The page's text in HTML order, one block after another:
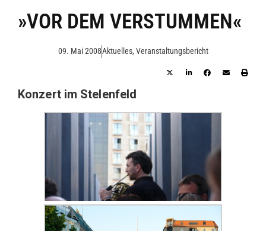
»VOR DEM VERSTUMMEN«
09. Mai 2008Aktuelles, Veranstaltungsbericht
Konzert im Stelenfeld